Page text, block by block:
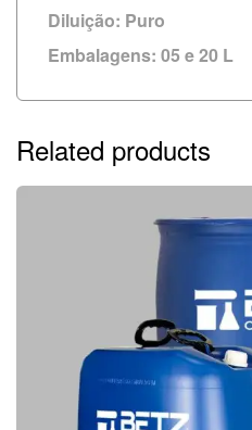
Diluição: Puro
Embalagens: 05 e 20 L
Related products